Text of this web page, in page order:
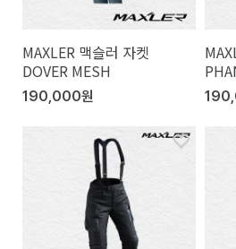
MAXLER 맥슬러 자켓
DOVER MESH
190,000원